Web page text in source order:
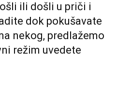
ili došli u priči i
dok pokušavate
nekog, predlažemo
režim uvedete